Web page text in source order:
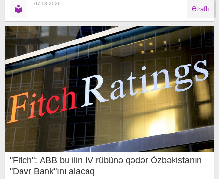
07.08.2026
Ətraflı
"Fitch": ABB bu ilin IV rübünə qədər Özbəkistanın
"Davr Bank"ını alacaq